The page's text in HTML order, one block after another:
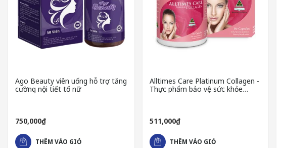
Ago Beauty viên uống hỗ trợ tăng
cường nội tiết tố nữ
750,000₫
THÊM VÀO GIỎ
Alltimes Care Platinum Collagen -
Thực phẩm bảo vệ sức khỏe
511,000₫
THÊM VÀO GIỎ